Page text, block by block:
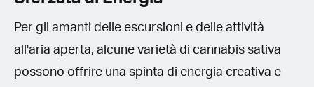
Per gli amanti delle escursioni e delle attività
all'aria aperta, alcune varietà di cannabis sativa
possono offrire una spinta di energia creativa e